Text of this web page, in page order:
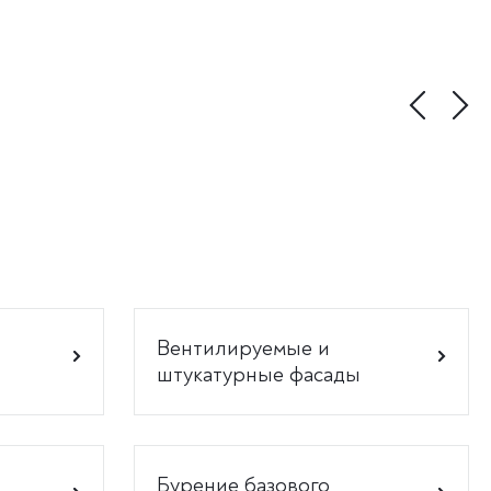
Вентилируемые и
штукатурные фасады
Бурение базового